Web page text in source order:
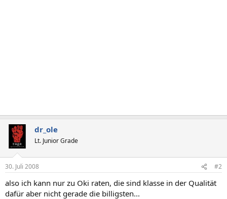
dr_ole
Lt. Junior Grade
30. Juli 2008 #2
also ich kann nur zu Oki raten, die sind klasse in der Qualität
dafür aber nicht gerade die billigsten...